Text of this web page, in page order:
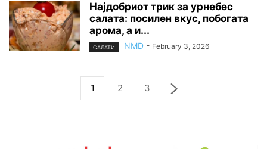
Најдобриот трик за урнебес
салата: посилен вкус, побогата
арома, а и...
САЛАТИ NMD - February 3, 2026
1 2 3